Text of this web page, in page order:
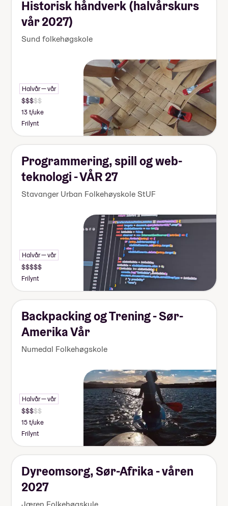
Historisk håndverk (halvårskurs
vår 2027)
Sund folkehøgskole
Halvår — vår
13 t/uke
Frilynt
Programmering, spill og web-
teknologi - VÅR 27
Stavanger Urban Folkehøyskole StUF
Halvår — vår
Frilynt
Backpacking og Trening - Sør-
Amerika Vår
Numedal Folkehøgskole
Halvår — vår
15 t/uke
Frilynt
Dyreomsorg, Sør-Afrika - våren
2027